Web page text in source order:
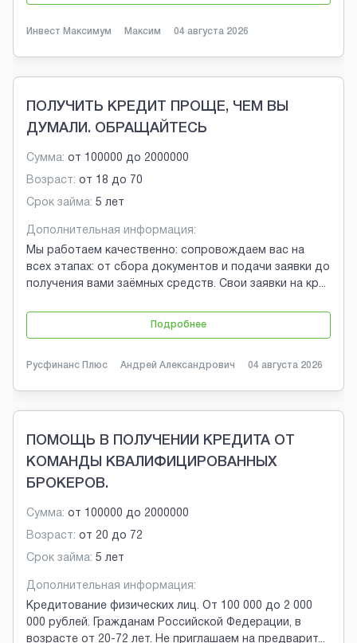
Инвест Максимум Максим 04 августа 2026
ПОЛУЧИТЬ КРЕДИТ ПРОЩЕ, ЧЕМ ВЫ
ДУМАЛИ. ОБРАЩАЙТЕСЬ
Сумма: от 100000 до 2000000
Возраст: от 18 до 70
Срок займа: 5 лет
Дополнительная информация:
Мы работаем качественно: сопровождаем вас на
всех этапах: от сбора документов и подачи заявки до
получения вами заёмных средств. Свои заявки на кр...
Подробнее
Русфинанс Плюс Андрей Александрович 04 августа 2026
ПОМОЩЬ В ПОЛУЧЕНИИ КРЕДИТА ОТ
КОМАНДЫ КВАЛИФИЦИРОВАННЫХ
БРОКЕРОВ.
Сумма: от 100000 до 2000000
Возраст: от 20 до 72
Срок займа: 5 лет
Дополнительная информация:
Кредитование физических лиц. От 100 000 до 2 000
000 рублей. Гражданам Российской Федерации, в
возрасте от 20-72 лет. Не приглашаем на предварит...